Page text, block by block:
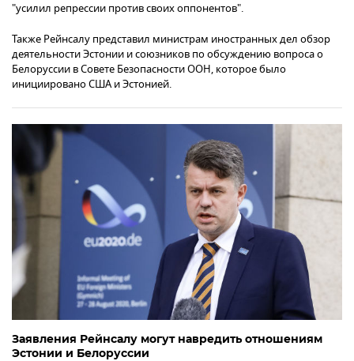
"усилил репрессии против своих оппонентов".
Также Рейнсалу представил министрам иностранных дел обзор
деятельности Эстонии и союзников по обсуждению вопроса о
Белоруссии в Совете Безопасности ООН, которое было
инициировано США и Эстонией.
Заявления Рейнсалу могут навредить отношениям
Эстонии и Белоруссии